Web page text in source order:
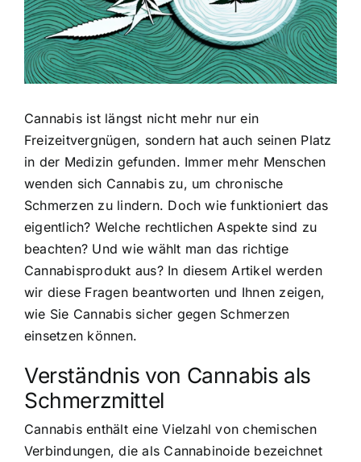
Cannabis ist längst nicht mehr nur ein
Freizeitvergnügen, sondern hat auch seinen Platz
in der Medizin gefunden. Immer mehr Menschen
wenden sich Cannabis zu, um chronische
Schmerzen zu lindern. Doch wie funktioniert das
eigentlich? Welche rechtlichen Aspekte sind zu
beachten? Und wie wählt man das richtige
Cannabisprodukt aus? In diesem Artikel werden
wir diese Fragen beantworten und Ihnen zeigen,
wie Sie Cannabis sicher gegen Schmerzen
einsetzen können.
Verständnis von Cannabis als
Schmerzmittel
Cannabis enthält eine Vielzahl von chemischen
Verbindungen, die als Cannabinoide bezeichnet